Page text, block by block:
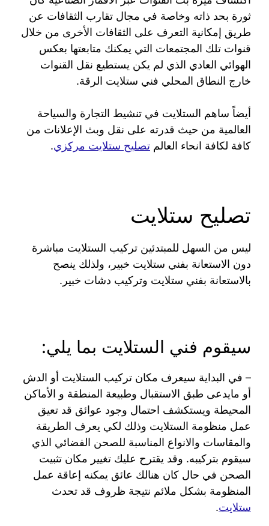
ثورة بحد ذاته وخاصة في مجال تقارب الثقافات عن
طريق إمكانية التعرف على الثقافات الأخرى من خلال
قنوات تلك المجتمعات التي يمكنك متابعتها بعكس
الهوائي العادي الذي لم يكن يستطيع نقل القنوات
خارج النطاق المحلي فني ستلايت الرقة.
أيضاً ساهم الستلايت في تنشيط التجارة والسياحة
العالمية من حيث قدرته على نقل وبث الإعلانات من
كافة لكافة انحاء العالم تصليح ستلايت مركزي.
تصليح ستلايت
ليس من السهل للمبتدئين تركيب الستلايت مباشرة
دون الاستعانة بفني ستلايت خبير، ولذلك ينصح
بالاستعانة بفني ستلايت وتركيب دشات خبير.
سيقوم فني الستلايت بما يلي:
– في البداية سيعرف مكان تركيب الستلايت أو الدش
أو مايدعى طبق الاستقبال وطبيعة المنطقة و الأماكن
المحيطة ويستكشف احتمال وجود عوائق قد تعيق
عمل منظومة الستلايت وذلك لكي يعرف الطريقة
والمقاسات والانواع المناسبة للصحن الفضائي الذي
سيقوم بتركيبه. وقد يقترح عليك تغيير مكان تثبيت
الصحن في حال كان هنالك عائق يمكنه إعاقة عمل
المنظومة بشكل ملائم نتيجة ظروف قد تحدث
ستلايت.